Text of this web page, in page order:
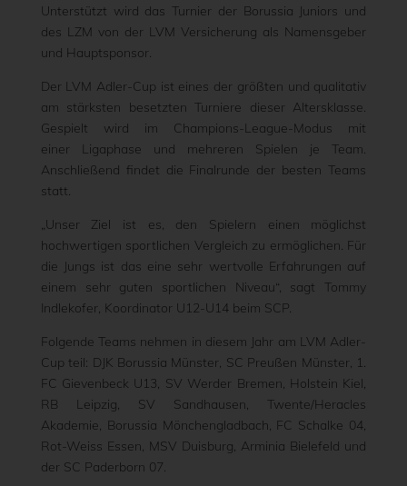
Unterstützt wird das Turnier der Borussia Juniors und
des LZM von der LVM Versicherung als Namensgeber
und Hauptsponsor.
Der LVM Adler-Cup ist eines der größten und qualitativ
am stärksten besetzten Turniere dieser Altersklasse.
Gespielt wird im Champions-League-Modus mit
einer Ligaphase und mehreren Spielen je Team.
Anschließend findet die Finalrunde der besten Teams
statt.
„Unser Ziel ist es, den Spielern einen möglichst
hochwertigen sportlichen Vergleich zu ermöglichen. Für
die Jungs ist das eine sehr wertvolle Erfahrungen auf
einem sehr guten sportlichen Niveau“, sagt Tommy
Indlekofer, Koordinator U12-U14 beim SCP.
Folgende Teams nehmen in diesem Jahr am LVM Adler-
Cup teil: DJK Borussia Münster, SC Preußen Münster, 1.
FC Gievenbeck U13, SV Werder Bremen, Holstein Kiel,
RB Leipzig, SV Sandhausen, Twente/Heracles
Akademie, Borussia Mönchengladbach, FC Schalke 04,
Rot-Weiss Essen, MSV Duisburg, Arminia Bielefeld und
der SC Paderborn 07.